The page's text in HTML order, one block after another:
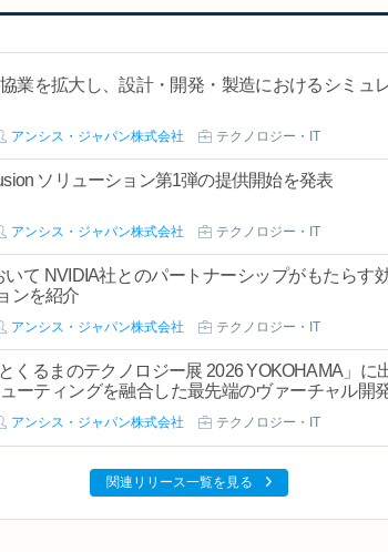
業を拡大し、設計・開発・製造におけるシミュ
アンシス・ジャパン株式会社 テクノロジー・IT
ソリューション第1弾の提供開始を発表
アンシス・ジャパン株式会社 テクノロジー・IT
いて NVIDIA社とのパートナーシップがもたらす
ンを紹介
アンシス・ジャパン株式会社 テクノロジー・IT
くるまのテクノロジー展 2026 YOKOHAMA」
ーティングを融合した最先端のヴァーチャル開
アンシス・ジャパン株式会社 テクノロジー・IT
関連リリース一覧を見る